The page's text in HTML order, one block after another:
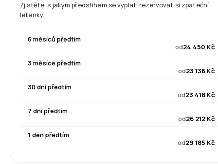
Zjistěte, s jakým předstihem se vyplatí rezervovat si zpáteční
letenky.
6 měsíců předtím
od24 450 Kč
3 měsíce předtím
od23 136 Kč
30 dní předtím
od23 418 Kč
7 dní předtím
od26 212 Kč
1 den předtím
od29 185 Kč